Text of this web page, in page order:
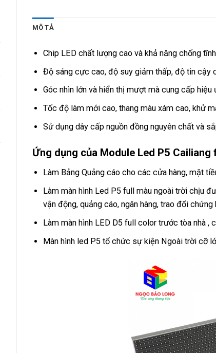
MÔ TẢ
Chip LED chất lượng cao và khả năng chống
Độ sáng cực cao, độ suy giảm thấp, độ tin cậy
Góc nhìn lớn và hiển thị mượt mà cung cấp
Tốc độ làm mới cao, thang màu xám cao, khử
Sử dụng dây cấp nguồn đồng nguyên chất và
Ứng dụng của Module Led P5
Làm Bảng Quảng cáo cho các cửa hàng, mặt
Làm màn hình Led P5 full màu ngoài trời chịu
vận động, quảng cáo, ngân hàng, trao đổi
Làm màn hình LED D5 full color trước tòa nhà ,
Màn hình led P5 tổ chức sự kiện Ngoài trời cỡ